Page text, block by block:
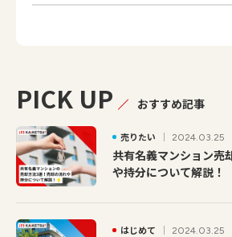
PICK UP おすすめ記事
売りたい 2024.03.25
共有名義マンション売
や持分について解説！
はじめて 2024.03.25